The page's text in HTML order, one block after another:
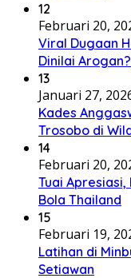
12
Februari 20,
Viral Dugaan
Dinilai Arogan?
13
Januari 27,
Kades
Trosobo di
14
Februari 20,
Tuai Apresiasi,
Bola Thailand
15
Februari 19,
Latihan di
Setiawan